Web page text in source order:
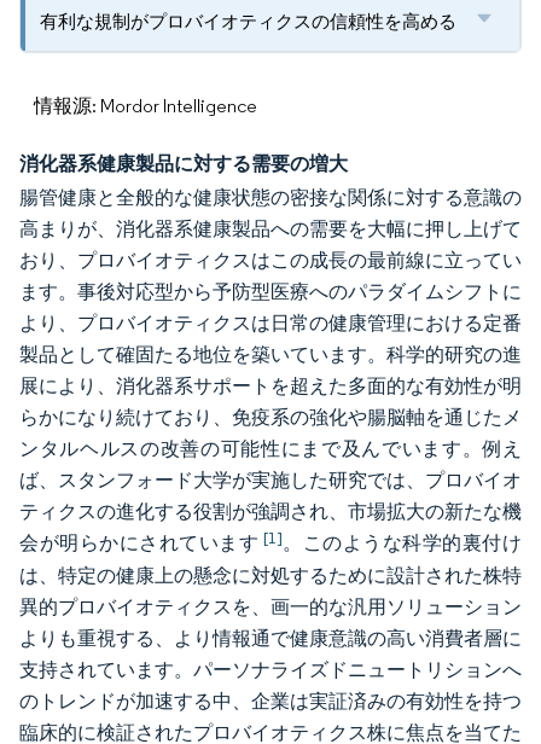
有利な規制がプロバイオティクスの信頼性を高める
情報源: Mordor Intelligence
消化器系健康製品に対する需要の増大
腸管健康と全般的な健康状態の密接な関係に対する意識の
高まりが、消化器系健康製品への需要を大幅に押し上げて
おり、プロバイオティクスはこの成長の最前線に立ってい
ます。事後対応型から予防型医療へのパラダイムシフトに
より、プロバイオティクスは日常の健康管理における定番
製品として確固たる地位を築いています。科学的研究の進
展により、消化器系サポートを超えた多面的な有効性が明
らかになり続けており、免疫系の強化や腸脳軸を通じたメ
ンタルヘルスの改善の可能性にまで及んでいます。例え
ば、スタンフォード大学が実施した研究では、プロバイオ
ティクスの進化する役割が強調され、市場拡大の新たな機
会が明らかにされています [1]。このような科学的裏付け
は、特定の健康上の懸念に対処するために設計された株特
異的プロバイオティクスを、画一的な汎用ソリューション
よりも重視する、より情報通で健康意識の高い消費者層に
支持されています。パーソナライズドニュートリションへ
のトレンドが加速する中、企業は実証済みの有効性を持つ
臨床的に検証されたプロバイオティクス株に焦点を当てた